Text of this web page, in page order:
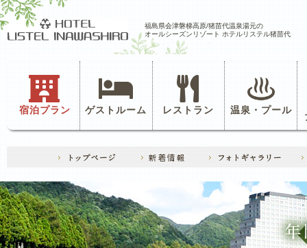
福島県会津磐梯高原/猪苗代温泉湯元の
オールシーズンリゾート ホテルリステル猪苗代
宿泊プラン ゲストルーム レストラン 温泉・プール